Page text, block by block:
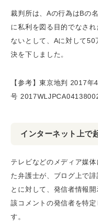
裁判所は、Aの行為はBの
に私利を図る目的でなさ
ないとして、Aに対して50
決を下しました。
【参考】東京地判 2017
号 2017WLJPCA04138002
インターネット上で
テレビなどのメディア媒
た弁護士が、ブログ上で
とに対して、発信者情報
該コメントの発信者を特
す。